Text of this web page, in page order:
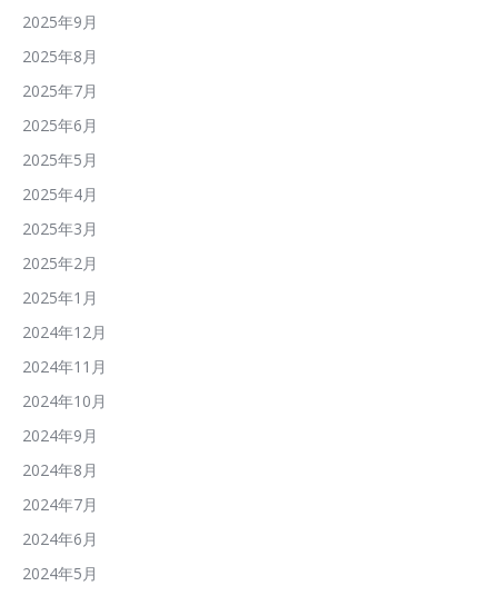
2025年9月
2025年8月
2025年7月
2025年6月
2025年5月
2025年4月
2025年3月
2025年2月
2025年1月
2024年12月
2024年11月
2024年10月
2024年9月
2024年8月
2024年7月
2024年6月
2024年5月